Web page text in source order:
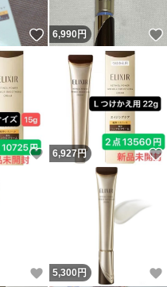
いいね！
6,990円
いいね！
6,927円
いいね！
5,300 円